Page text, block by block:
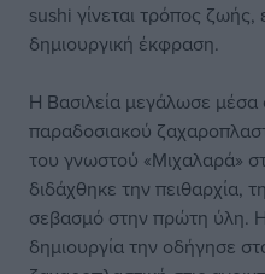
sushi γίνεται τρόπος
δημιουργική έκφραση.
Η Βασιλεία μεγάλωσε μέσα
παραδοσιακού
του γνωστού «Μιχαλαρά»
διδάχθηκε την πειθαρχία,
σεβασμό στην πρώτη ύλη.
δημιουργία την οδήγησε